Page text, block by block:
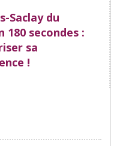
Saclay du
180 secondes :
sa
!